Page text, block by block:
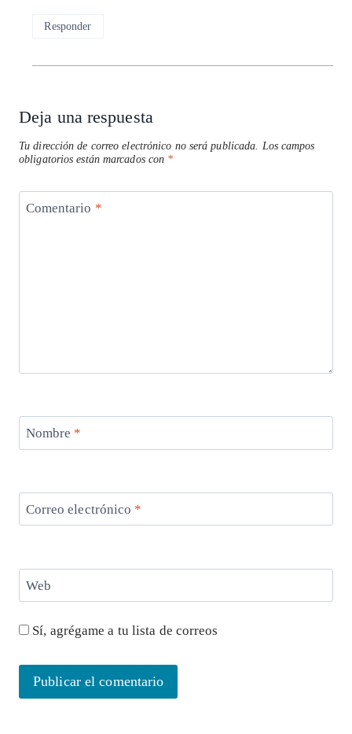
Responder
Deja una respuesta
Tu dirección de correo electrónico no será publicada.
Los campos
obligatorios están marcados con *
Comentario *
Nombre *
Correo electrónico *
Web
Sí, agrégame a tu lista de correos